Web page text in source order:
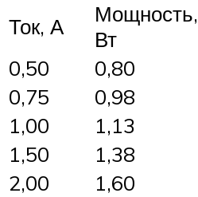
Ток, А
Мощность,
Вт
0,50
0,80
0,75
0,98
1,00
1,13
1,50
1,38
2,00
1,60